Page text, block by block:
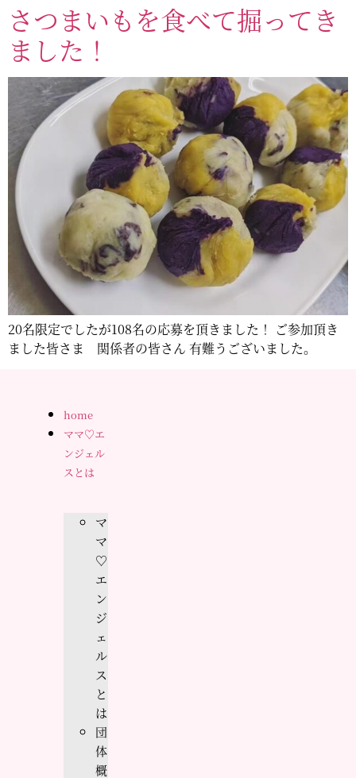
さつまいもを食べて掘ってき
ました！
20名限定でしたが108名の応募を頂きました！ ご参加頂き
ました皆さま 関係者の皆さん 有難うございました。
home
ママ♡エ
ンジェル
スとは
マ
マ
♡
エ
ン
ジ
ェ
ル
ス
と
は
団
体
概